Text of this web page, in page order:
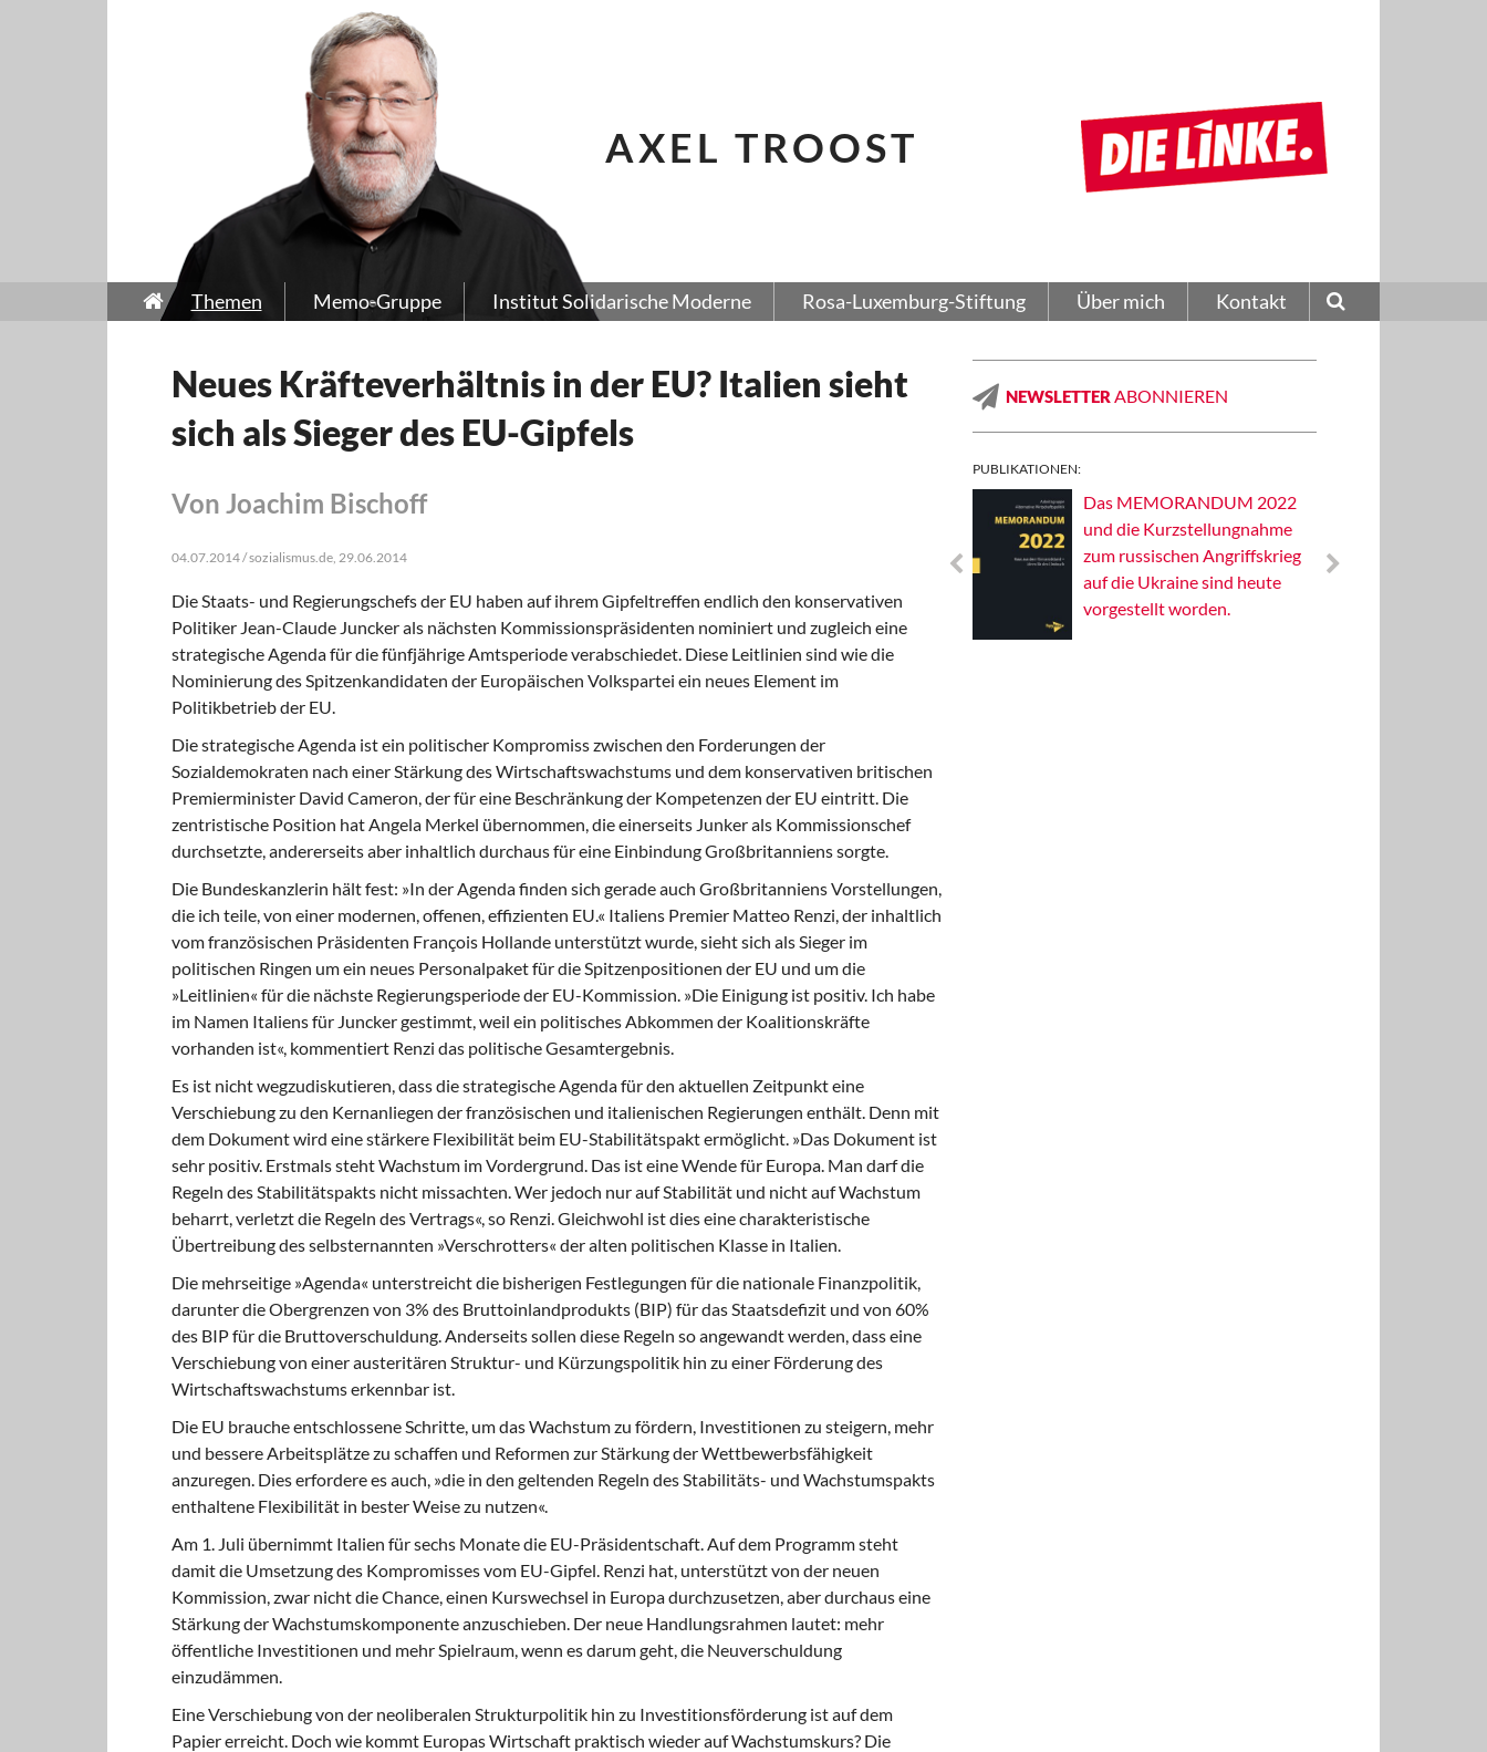
AXEL TROOST
Themen Memo-Gruppe Institut Solidarische Moderne Rosa-Luxemburg-Stiftung Über mich Kontakt
Neues Kräfteverhältnis in der EU? Italien sieht
sich als Sieger des EU-Gipfels
Von Joachim Bischoff
04.07.2014 / sozialismus.de, 29.06.2014
Die Staats- und Regierungschefs der EU haben auf ihrem Gipfeltreffen endlich den konservativen
Politiker Jean-Claude Juncker als nächsten Kommissionspräsidenten nominiert und zugleich eine
strategische Agenda für die fünfjährige Amtsperiode verabschiedet. Diese Leitlinien sind wie die
Nominierung des Spitzenkandidaten der Europäischen Volkspartei ein neues Element im
Politikbetrieb der EU.
Die strategische Agenda ist ein politischerKompromiss zwischen den Forderungen der
Sozialdemokraten nach einer Stärkung des Wirtschaftswachstums und dem konservativen britischen
Premierminister David Cameron, der für eine Beschränkung der Kompetenzen der EU eintritt. Die
zentristische Position hat Angela Merkel übernommen, die einerseits Junker als Kommissionschef
durchsetzte, andererseits aber inhaltlich durchaus für eine Einbindung Großbritanniens sorgte.
Die Bundeskanzlerin hält fest: »In der Agenda finden sich gerade auch Großbritanniens Vorstellungen,
die ich teile, von einer modernen, offenen, effizienten EU.« Italiens Premier Matteo Renzi, der inhaltlich
vom französischen Präsidenten François Hollande unterstützt wurde, sieht sich als Sieger im
politischen Ringen um ein neues Personalpaket für die Spitzenpositionen der EU und um die
»Leitlinien« für die nächste Regierungsperiode der EU-Kommission. »Die Einigung ist positiv. Ich habe
im Namen Italiens für Juncker gestimmt, weil ein politisches Abkommen der Koalitionskräfte
vorhanden ist«, kommentiert Renzi das politische Gesamtergebnis.
Es ist nicht wegzudiskutieren,dass die strategische Agenda für den aktuellen Zeitpunkt eine
Verschiebung zu den Kernanliegen der französischen und italienischen Regierungen enthält. Denn mit
dem Dokument wird eine stärkere Flexibilität beim EU-Stabilitätspakt ermöglicht. »Das Dokument ist
sehr positiv. Erstmals steht Wachstum im Vordergrund. Das ist eine Wende für Europa. Man darf die
Regeln des Stabilitätspakts nicht missachten. Wer jedoch nur auf Stabilität und nicht auf Wachstum
beharrt, verletzt die Regeln des Vertrags«, so Renzi. Gleichwohl ist dies eine charakteristische
Übertreibung des selbsternannten »Verschrotters« der alten politischen Klasse in Italien.
Die mehrseitige »Agenda« unterstreicht die bisherigen Festlegungen für die nationale Finanzpolitik,
darunter die Obergrenzen von 3% des Bruttoinlandprodukts (BIP) für das Staatsdefizit und von 60%
des BIP für die Bruttoverschuldung. Anderseits sollen diese Regeln so angewandt werden, dass eine
Verschiebung von einer austeritären Struktur- und Kürzungspolitik hin zu einer Förderung des
Wirtschaftswachstums erkennbar ist.
Die EU brauche entschlossene Schritte,um das Wachstum zu fördern, Investitionen zu steigern, mehr
und bessere Arbeitsplätze zu schaffen und Reformen zur Stärkung der Wettbewerbsfähigkeit
anzuregen. Dies erfordere es auch, »die in den geltenden Regeln des Stabilitäts- und Wachstumspakts
enthaltene Flexibilität in bester Weise zu nutzen«.
Am 1. Juli übernimmt Italien für sechsMonate die EU-Präsidentschaft. Auf dem Programm steht
damit die Umsetzung des Kompromisses vom EU-Gipfel. Renzi hat, unterstützt von der neuen
Kommission, zwar nicht die Chance, einen Kurswechsel in Europa durchzusetzen, aber durchaus eine
Stärkung der Wachstumskomponente anzuschieben. Der neue Handlungsrahmen lautet: mehr
öffentliche Investitionen und mehr Spielraum, wenn es darum geht, die Neuverschuldung
einzudämmen.
Eine Verschiebung von der neoliberalen Strukturpolitik hin zu Investitionsförderung ist auf dem
Papier erreicht. Doch wie kommt Europas Wirtschaft praktisch wieder auf Wachstumskurs? Die
NEWSLETTER ABONNIEREN
PUBLIKATIONEN:
Das MEMORANDUM 2022
und die Kurzstellungnahme
zum russischen Angriffskrieg
auf die Ukraine sind heute
vorgestellt worden.